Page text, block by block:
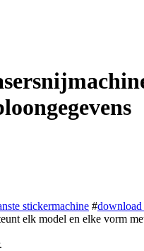
stickermachine #download
elk model en elke vorm